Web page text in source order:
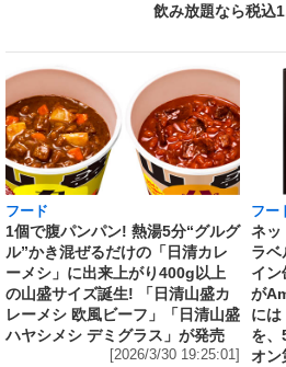
飲み放題なら税込
フード
1個で腹パンパン! 熱湯5分“グルグ
ル”かき混ぜるだけの「日清カレ
ーメシ」に出来上がり400g以上
の山盛サイズ誕生! 「日清山盛カ
レーメシ 欧風ビーフ」「日清山盛
ハヤシメシ デミグラス」が発売
[2026/3/30 19:25:01]
フー
ネッ
ラベ
イン
が
には
を、
オン